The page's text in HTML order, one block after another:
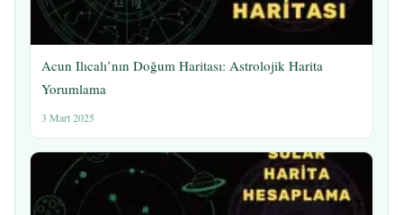
Acun Ilıcalı’nın Doğum Haritası: Astrolojik Harita
Yorumlama
3 Mart 2025